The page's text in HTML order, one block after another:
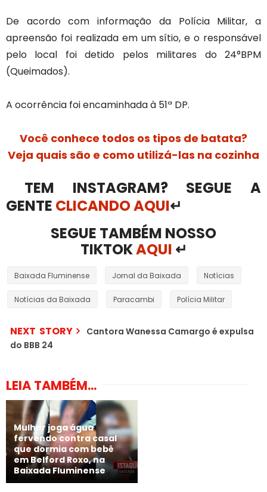
De acordo com informação da Polícia Militar, a
apreensão foi realizada em um sítio, e o responsável
pelo local foi detido pelos militares do 24°BPM
(Queimados).
A ocorrência foi encaminhada à 51ª DP.
Você conhece todos os tipos de batata?
Veja quais são e como utilizá-las na cozinha
TEM INSTAGRAM? SEGUE A
GENTE CLICANDO AQUI↵
SEGUE TAMBÉM NOSSO
TIKTOKAQUI ↵
Baixada Fluminense Jornal da Baixada Notícias
Notícias da Baixada Paracambi Polícia Militar
NEXT STORY
Cantora Wanessa Camargo é expulsa
do BBB 24
LEIA TAMBÉM...
Mulher joga água
fervendo contra casal
que dormia com bebê
em Belford Roxo, na
Baixada Fluminense